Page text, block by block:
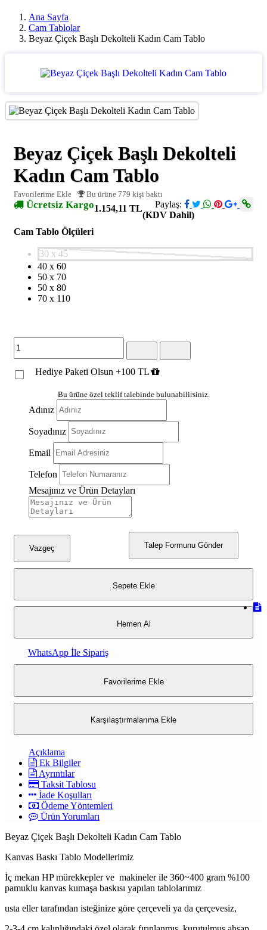
Ana Sayfa
Cam Tablolar
Beyaz Çiçek Başlı Dekolteli Kadın Cam Tablo
Beyaz Çiçek Başlı Dekolteli
Kadın Cam Tablo
Favorilerime Ekle Bu ürüne 779 kişi baktı
Ücretsiz Kargo Paylaş:
1.154,11 TL
(KDV Dahil)
Cam Tablo Ölçüleri
30 x 45
40 x 60
50 x 70
50 x 80
70 x 110
Hediye Paketi Olsun +100 TL
Bu ürüne özel teklif talebinde bulunabilirsiniz.
Adınız
Soyadınız
Email
Telefon
Mesajınız ve Ürün Detayları
Talep Formunu Gönder
Vazgeç
Sepete Ekle
Hemen Al
WhatsApp İle Sipariş
Favorilerime Ekle
Karşılaştırmalarıma Ekle
Açıklama
Ek Bilgiler
Ayrıntılar
Taksit Tablosu
İade Koşulları
Ödeme Yöntemleri
Ürün Yorumları
Beyaz Çiçek Başlı Dekolteli Kadın Cam Tablo
Kanvas Baskı Tablo Modellerimiz
İç mekan HP mürekkepler ve makineler ile 360~400 gram %100
pamuklu kanvas kumaşa baskısı yapılan tablolarımız
usta eller tarafından isteğinize göre çerçeveli ya da çerçevesiz,